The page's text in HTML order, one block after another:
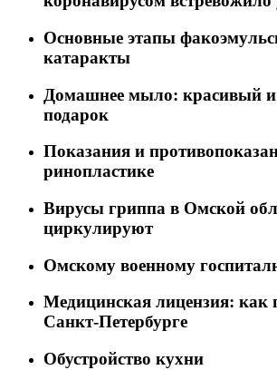
Основные этапы
катаракты
Домашнее мыло: красивый
подарок
Показания и
ринопластике
Вирусы гриппа в Омской
циркулируют
Омскому военному
Медицинская лицензия: как
Санкт-Петербурге
Обустройство кухни